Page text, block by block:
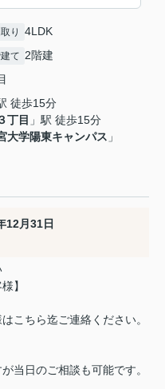
り 4LDK
て 2階建
徒歩15分
丁目 」駅 徒歩15分
大学陽東キャンパス 」
12月31日
】
こちら迄ご連絡ください。
当日のご相談も可能です。